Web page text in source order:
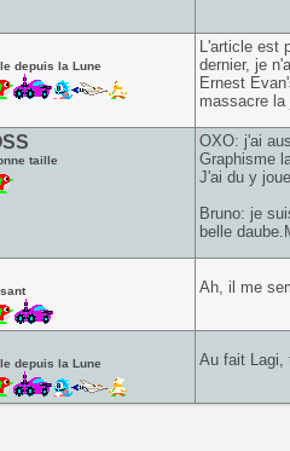
depuis la Lune
L'article est
dernier, je
Ernest
massacre
taille
OXO: j'ai
Graphisme
J'ai du y
Bruno: je
belle
Ah, il me
depuis la Lune Au fait Lagi,